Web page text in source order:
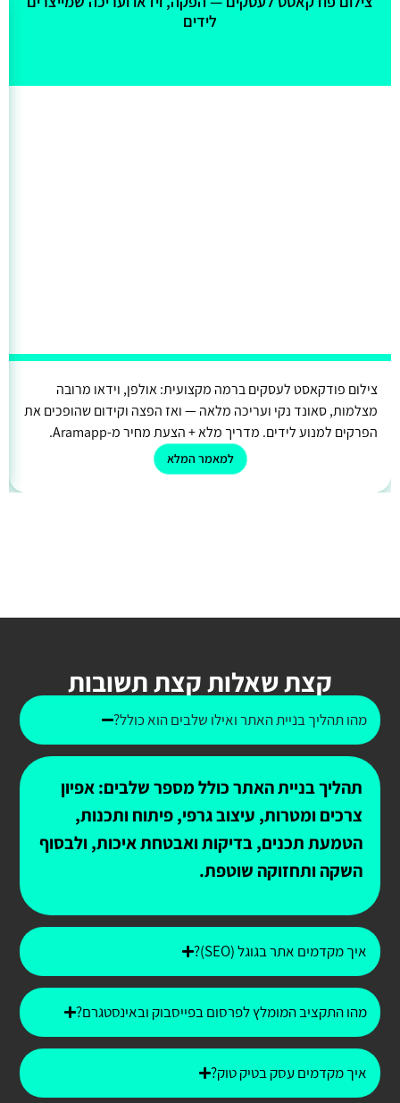
לידים
צילום פודקאסט לעסקים ברמה מקצועית: אולפן, וידאו מרובה
מצלמות, סאונד נקי ועריכה מלאה — ואז הפצה וקידום שהופכים את
הפרקים למנוע לידים. מדריך מלא + הצעת מחיר מ-Aramapp.
למאמר המלא
קצת שאלות קצת תשובות
מהו תהליך בניית האתר ואילו שלבים הוא כולל?
תהליך בניית האתר כולל מספר שלבים: אפיון
צרכים ומטרות, עיצוב גרפי, פיתוח ותכנות,
הטמעת תכנים, בדיקות ואבטחת איכות, ולבסוף
השקה ותחזוקה שוטפת.
איך מקדמים אתר בגוגל (SEO)?
מהו התקציב המומלץ לפרסום בפייסבוק ובאינסטגרם?
איך מקדמים עסק בטיק טוק?